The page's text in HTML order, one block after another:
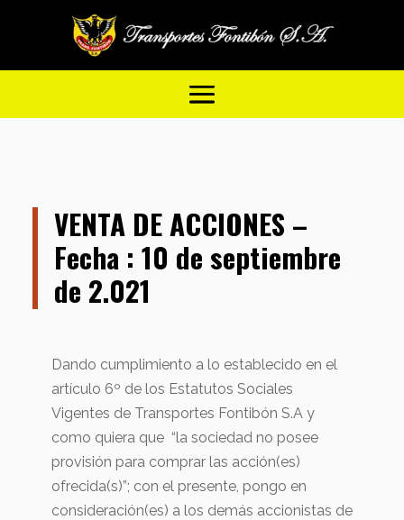
VENTA DE ACCIONES –
Fecha : 10 de septiembre
de 2.021
Dando cumplimiento a lo establecido en el
artículo 6º de los Estatutos Sociales
Vigentes de Transportes Fontibón S.A y
como quiera que “la sociedad no posee
provisión para comprar las acción(es)
ofrecida(s)”; con el presente, pongo en
consideración(es) a los demás accionistas de